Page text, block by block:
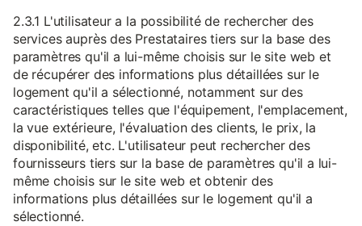
2.3.1 L'utilisateur a la possibilité de rechercher des
services auprès des Prestataires tiers sur la base des
paramètres qu'il a lui-même choisis sur le site web et
de récupérer des informations plus détaillées sur le
logement qu'il a sélectionné, notamment sur des
caractéristiques telles que l'équipement, l'emplacement,
la vue extérieure, l'évaluation des clients, le prix, la
disponibilité, etc. L'utilisateur peut rechercher des
fournisseurs tiers sur la base de paramètres qu'il a lui-
même choisis sur le site web et obtenir des
informations plus détaillées sur le logement qu'il a
sélectionné.